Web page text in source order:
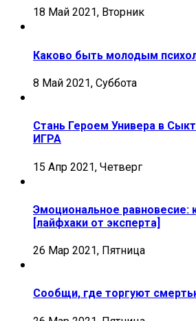
18 Май 2021, Вторник
Каково быть молодым
8 Май 2021, Суббота
Стань Героем Универа в
ИГРА
15 Апр 2021, Четверг
Эмоциональное равновесие:
[лайфхаки от эксперта]
26 Мар 2021, Пятница
Сообщи, где торгуют